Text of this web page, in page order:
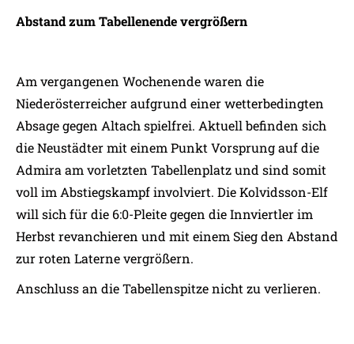
Abstand zum Tabellenende vergrößern
Am vergangenen Wochenende waren die
Niederösterreicher aufgrund einer wetterbedingten
Absage gegen Altach spielfrei. Aktuell befinden sich
die Neustädter mit einem Punkt Vorsprung auf die
Admira am vorletzten Tabellenplatz und sind somit
voll im Abstiegskampf involviert. Die Kolvidsson-Elf
will sich für die 6:0-Pleite gegen die Innviertler im
Herbst revanchieren und mit einem Sieg den Abstand
zur roten Laterne vergrößern.
Anschluss an die Tabellenspitze nicht zu verlieren.